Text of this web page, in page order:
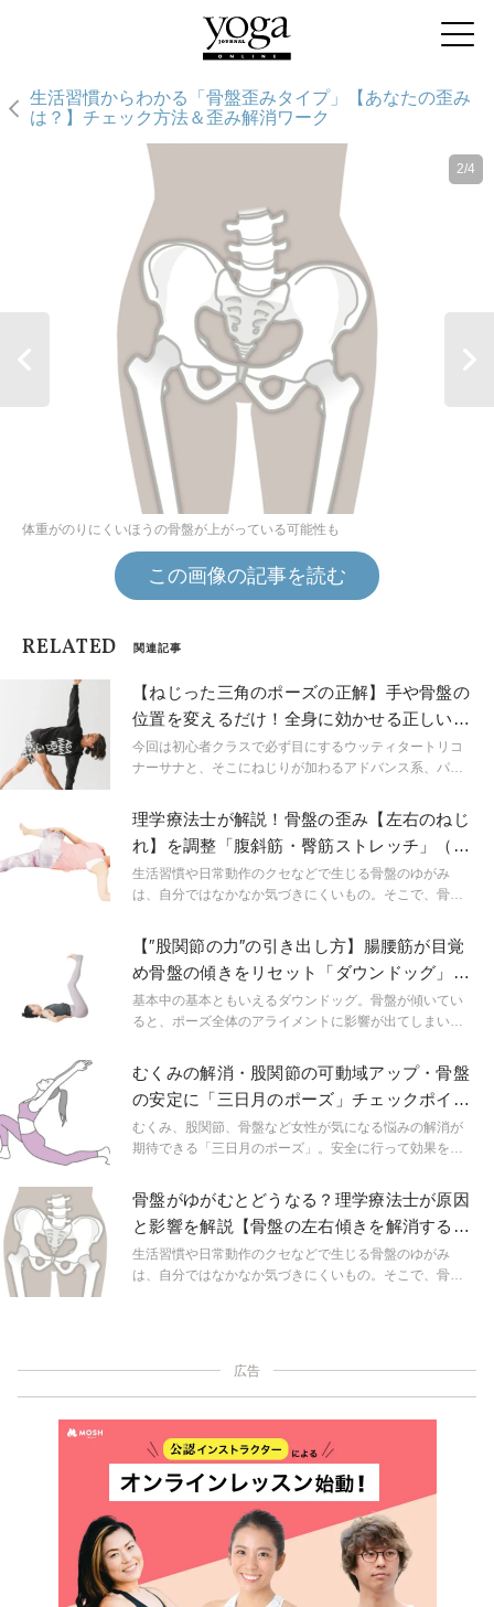
生活習慣からわかる「骨盤歪みタイプ」【あなたの歪み
は？】チェック方法＆歪み解消ワーク
2/4
体重がのりにくいほうの骨盤が上がっている可能性も
この画像の記事を読む
RELATED 関連記事
【ねじった三角のポーズの正解】手や骨盤の
位置を変えるだけ！全身に効かせる正しいや
り方
今回は初心者クラスで必ず目にするウッティタートリコ
ナーサナと、そこにねじりが加わるアドバンス系、パリ
スターすれば筋力、柔軟性、バランス力がグンと高まり
ます！
理学療法士が解説！骨盤の歪み【左右のねじ
れ】を調整「腹斜筋・臀筋ストレッチ」（歪
みチェック付）
生活習慣や日常動作のクセなどで生じる骨盤のゆがみ
は、自分ではなかなか気づきにくいもの。そこで、骨盤
握。判明したゆがみは解消ワークで整え、アライメント
を正しましょう。
【″股関節の力″の引き出し方】腸腰筋が目覚
め骨盤の傾きをリセット「ダウンドッグ」が
上達する練習法
基本中の基本ともいえるダウンドッグ。骨盤が傾いてい
ると、ポーズ全体のアライメントに影響が出てしまいま
てポーズがとれるようになるヒントを探ります。
むくみの解消・股関節の可動域アップ・骨盤
の安定に「三日月のポーズ」チェックポイン
ト
むくみ、股関節、骨盤など女性が気になる悩みの解消が
期待できる「三日月のポーズ」。安全に行って効果を感
ょう！
骨盤がゆがむとどうなる？理学療法士が原因
と影響を解説【骨盤の左右傾きを解消するス
トレッチ】
生活習慣や日常動作のクセなどで生じる骨盤のゆがみ
は、自分ではなかなか気づきにくいもの。そこで、骨盤
広告